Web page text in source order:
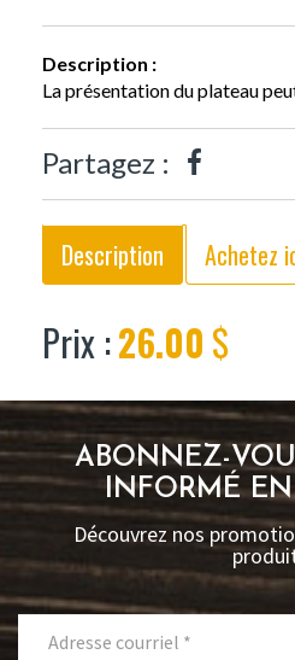
Description :
La présentation du plateau
Partagez :
Description Achetez
Prix :26.00 $
ABONNEZ-
INFORMÉ EN
Découvrez nos